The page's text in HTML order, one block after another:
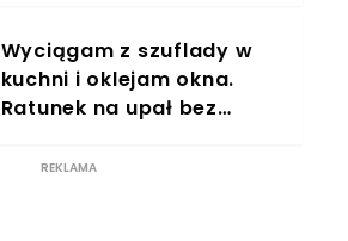
Wyciągam z szuflady w
kuchni i oklejam okna.
Ratunek na upał bez